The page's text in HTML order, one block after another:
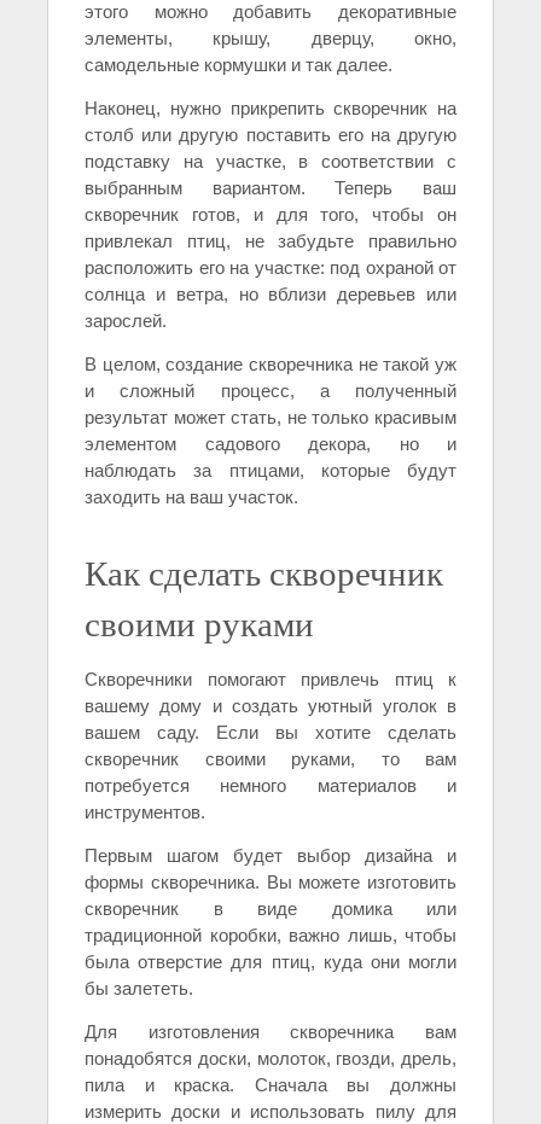
этого можно добавить декоративные
элементы, крышу, дверцу, окно,
самодельные кормушки и так далее.
Наконец, нужно прикрепить скворечник на
столб или другую поставить его на другую
подставку на участке, в соответствии с
выбранным вариантом. Теперь ваш
скворечник готов, и для того, чтобы он
привлекал птиц, не забудьте правильно
расположить его на участке: под охраной от
солнца и ветра, но вблизи деревьев или
зарослей.
В целом, создание скворечника не такой уж
и сложный процесс, а полученный
результат может стать, не только красивым
элементом садового декора, но и
наблюдать за птицами, которые будут
заходить на ваш участок.
Как сделать скворечник
своими руками
Скворечники помогают привлечь птиц к
вашему дому и создать уютный уголок в
вашем саду. Если вы хотите сделать
скворечник своими руками, то вам
потребуется немного материалов и
инструментов.
Первым шагом будет выбор дизайна и
формы скворечника. Вы можете изготовить
скворечник в виде домика или
традиционной коробки, важно лишь, чтобы
была отверстие для птиц, куда они могли
бы залететь.
Для изготовления скворечника вам
понадобятся доски, молоток, гвозди, дрель,
пила и краска. Сначала вы должны
измерить доски и использовать пилу для